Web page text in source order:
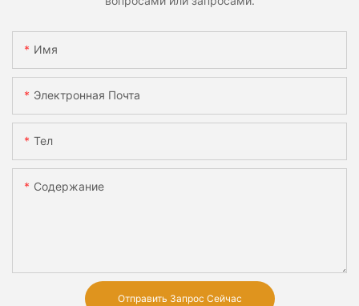
Имя
Электронная Почта
Тел
Содержание
Отправить Запрос Сейчас